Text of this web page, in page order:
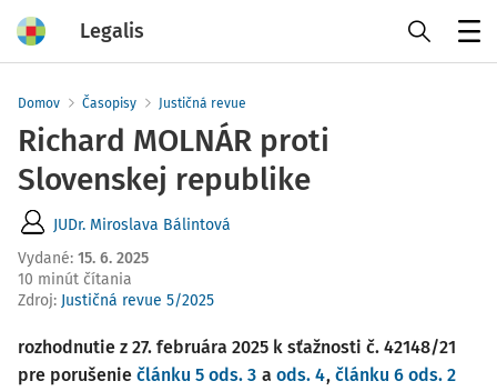
Legalis
Domov Časopisy Justičná revue
Richard MOLNÁR proti
Slovenskej republike
JUDr. Miroslava Bálintová
Vydané: 15. 6. 2025
10 minút čítania
Zdroj: Justičná revue 5/2025
rozhodnutie z 27. februára 2025 k sťažnosti č. 42148/21
pre porušenie článku 5 ods. 3 a ods. 4, článku 6 ods. 2